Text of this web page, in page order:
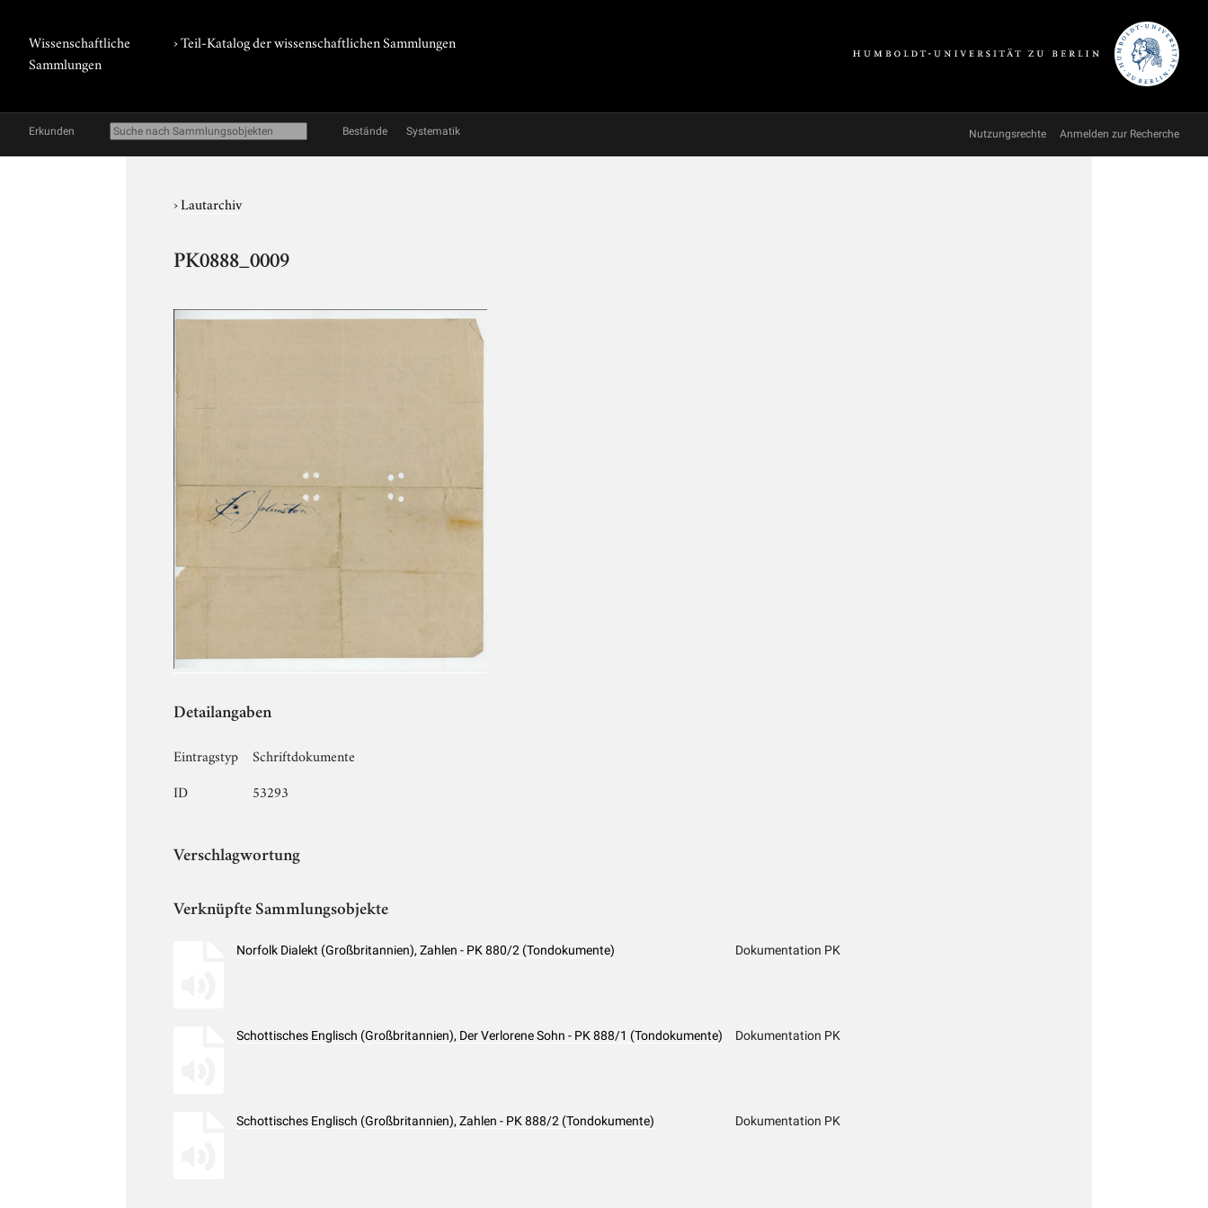
Wissenschaftliche
Sammlungen
› Teil-Katalog der wissenschaftlichen Sammlungen
Erkunden Bestände Systematik Nutzungsrechte Anmelden zur Recherche
›Lautarchiv
PK0888_0009
Detailangaben
Eintragstyp
Schriftdokumente
ID
53293
Verschlagwortung
Verknüpfte Sammlungsobjekte
Norfolk Dialekt (Großbritannien), Zahlen - PK 880/2 (Tondokumente) Dokumentation PK
Schottisches Englisch (Großbritannien), Der Verlorene Sohn - PK 888/1 (Tondokumente) Dokumentation PK
Schottisches Englisch (Großbritannien), Zahlen - PK 888/2 (Tondokumente) Dokumentation PK